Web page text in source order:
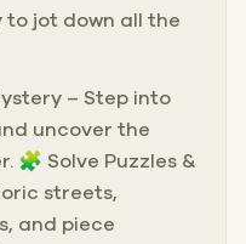
to jot down all the
– Step into
uncover the
🧩 Solve Puzzles &
streets,
and piece